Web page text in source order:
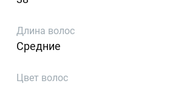
Длина волос
Средние
Цвет волос